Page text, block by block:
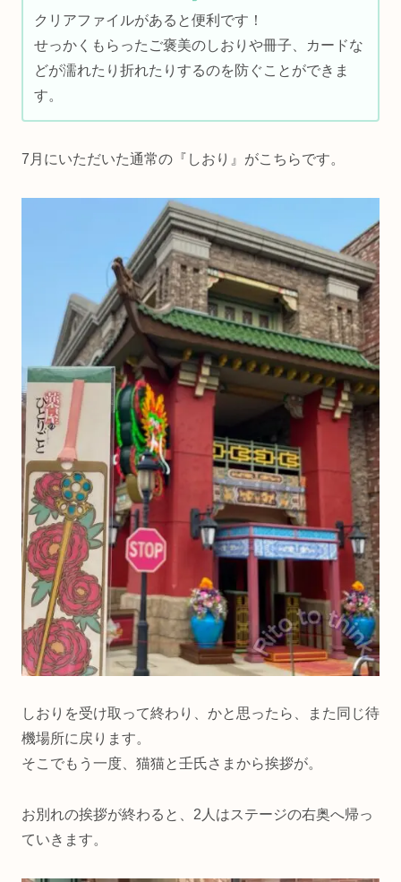
クリアファイルがあると便利です！
せっかくもらったご褒美のしおりや冊子、カードな
どが濡れたり折れたりするのを防ぐことができま
す。
7月にいただいた通常の『しおり』がこちらです。
しおりを受け取って終わり、かと思ったら、また同じ待
機場所に戻ります。
そこでもう一度、猫猫と壬氏さまから挨拶が。
お別れの挨拶が終わると、2人はステージの右奥へ帰っ
ていきます。